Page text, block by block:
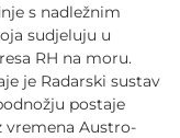
s nadležnim
sudjeluju u
RH na moru.
je Radarski sustav
postaje
vremena Austro-